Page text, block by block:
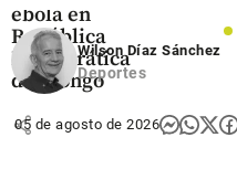
ébola en
República
Democrática
del Congo
share
1
Wilson Díaz Sánchez
Deportes
05 de agosto de 2026